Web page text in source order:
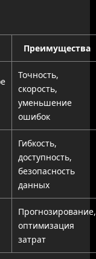
Преимущества
Точность,
скорость,
уменьшение
ошибок
Гибкость,
доступность,
безопасность
данных
Прогнозирование,
оптимизация
затрат